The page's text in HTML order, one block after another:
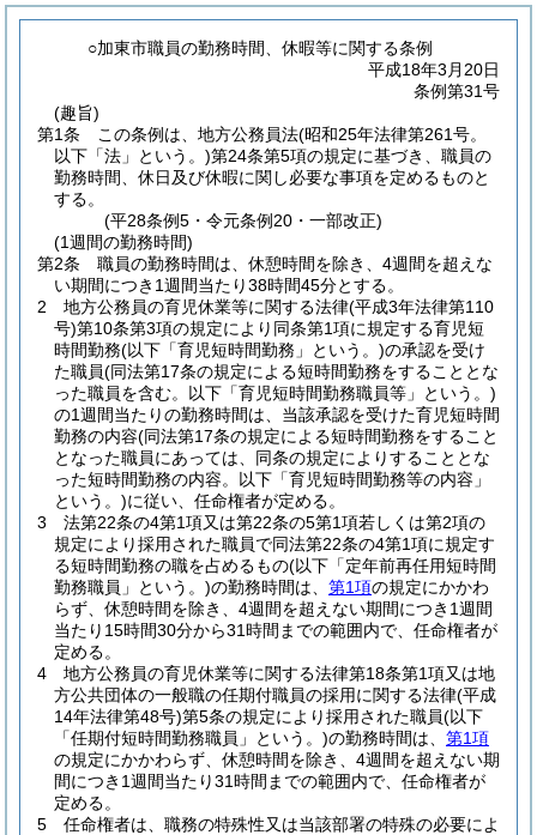
○加東市職員の勤務時間、休暇等に関する条例
平成18年3月20日
条例第31号
(趣旨)
第1条
この条例は、地方公務員法(昭和25年法律第261号。
以下「法」という。)第24条第5項の規定に基づき、職員の
勤務時間、休日及び休暇に関し必要な事項を定めるものと
する。
(平28条例5・令元条例20・一部改正)
(1週間の勤務時間)
第2条
職員の勤務時間は、休憩時間を除き、4週間を超えな
い期間につき1週間当たり38時間45分とする。
2
地方公務員の育児休業等に関する法律(平成3年法律第110
号)第10条第3項の規定により同条第1項に規定する育児短
時間勤務(以下「育児短時間勤務」という。)の承認を受け
た職員(同法第17条の規定による短時間勤務をすることとな
った職員を含む。以下「育児短時間勤務職員等」という。)
の1週間当たりの勤務時間は、当該承認を受けた育児短時間
勤務の内容(同法第17条の規定による短時間勤務をすること
となった職員にあっては、同条の規定によりすることとな
った短時間勤務の内容。以下「育児短時間勤務等の内容」
という。)に従い、任命権者が定める。
3
法第22条の4第1項又は第22条の5第1項若しくは第2項の
規定により採用された職員で同法第22条の4第1項に規定す
る短時間勤務の職を占めるもの(以下「定年前再任用短時間
勤務職員」という。)の勤務時間は、 第1項の規定にかかわ
らず、休憩時間を除き、4週間を超えない期間につき1週間
当たり15時間30分から31時間までの範囲内で、任命権者が
定める。
4
地方公務員の育児休業等に関する法律第18条第1項又は地
方公共団体の一般職の任期付職員の採用に関する法律(平成
14年法律第48号)第5条の規定により採用された職員(以下
「任期付短時間勤務職員」という。)の勤務時間は、 第1項
の規定にかかわらず、休憩時間を除き、4週間を超えない期
間につき1週間当たり31時間までの範囲内で、任命権者が
定める。
5
任命権者は、職務の特殊性又は当該部署の特殊の必要によ